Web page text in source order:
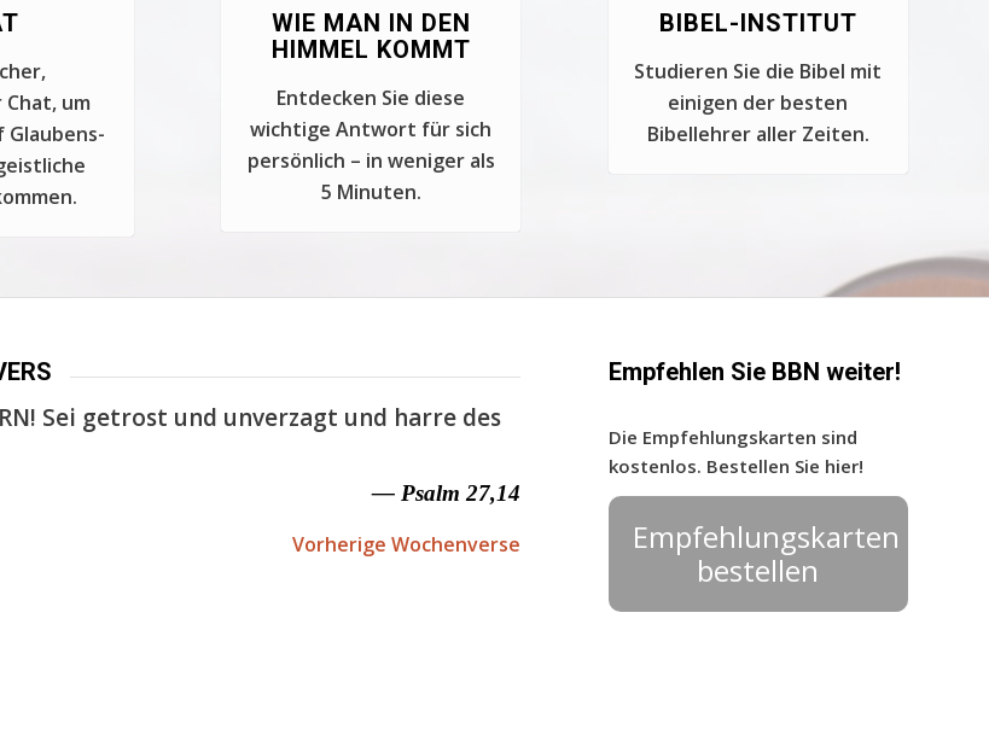
um
WIE MAN IN DEN
HIMMEL KOMMT
Entdecken Sie diese
wichtige Antwort für sich
persönlich – in weniger als
5 Minuten.
BIBEL-INSTITUT
Studieren Sie die Bibel mit
einigen der besten
Bibellehrer aller Zeiten.
Sei getrost und unverzagt und harre des
— Psalm 27,14
Vorherige Wochenverse
Empfehlen Sie BBN weiter!
Die Empfehlungskarten sind
kostenlos. Bestellen Sie hier!
Empfehlungskarten
bestellen